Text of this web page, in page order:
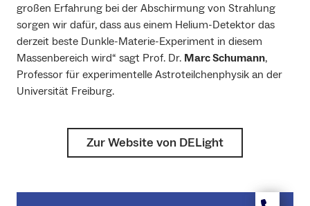
großen Erfahrung bei der Abschirmung von Strahlung
sorgen wir dafür, dass aus einem Helium-Detektor das
derzeit beste Dunkle-Materie-Experiment in diesem
Massenbereich wird“ sagt Prof. Dr. Marc Schumann,
Professor für experimentelle Astroteilchenphysik an der
Universität Freiburg.
Zur Website von DELight